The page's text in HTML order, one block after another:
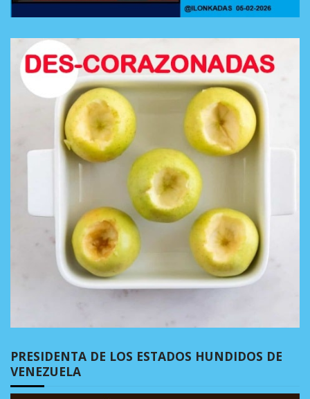
PRESIDENTA DE LOS ESTADOS HUNDIDOS DE
VENEZUELA